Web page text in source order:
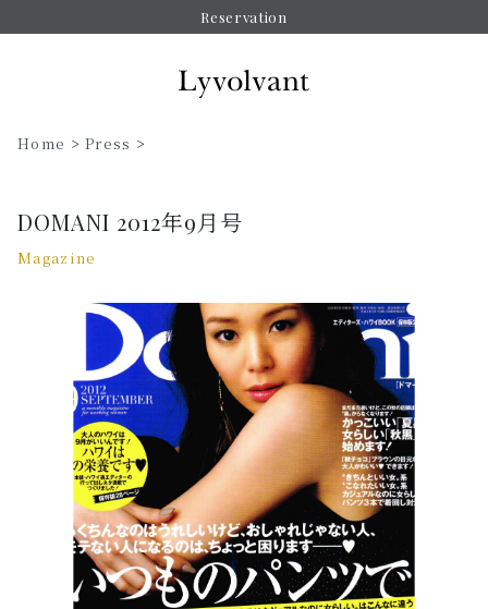
Reservation
Home >Press >
DOMANI 2012年9月号
Magazine